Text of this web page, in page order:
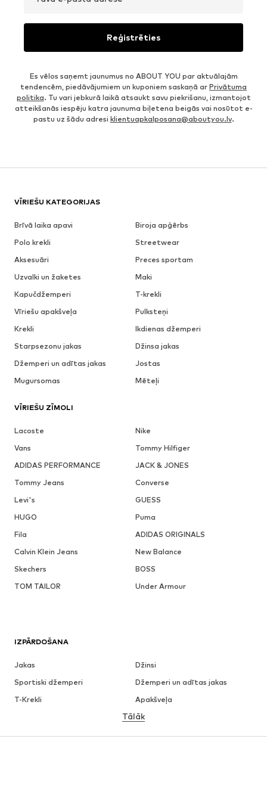
Reģistrēties
Es vēlos saņemt jaunumus no ABOUT YOU par aktuālajām
tendencēm, piedāvājumiem un kuponiem saskaņā ar Privātuma
politika. Tu vari jebkurā laikā atsaukt savu piekrišanu, izmantojot
atteikšanās iespēju katra jaunuma biļetena beigās vai nosūtot e-
pastu uz šādu adresi klientuapkalposana@aboutyou.lv.
VĪRIEŠU KATEGORIJAS
Brīvā laika apavi
Biroja apģērbs
Polo krekli
Streetwear
Aksesuāri
Preces sportam
Uzvalki un žaketes
Maki
Kapučdžemperi
T-krekli
Vīriešu apakšveļa
Pulksteņi
Krekli
Ikdienas džemperi
Starpsezonu jakas
Džinsa jakas
Džemperi un adītas jakas
Jostas
Mugursomas
Mēteļi
VĪRIEŠU ZĪMOLI
Lacoste
Nike
Vans
Tommy Hilfiger
ADIDAS PERFORMANCE
JACK & JONES
Tommy Jeans
Converse
Levi's
GUESS
HUGO
Puma
Fila
ADIDAS ORIGINALS
Calvin Klein Jeans
New Balance
Skechers
BOSS
TOM TAILOR
Under Armour
IZPĀRDOŠANA
Jakas
Džinsi
Sportiski džemperi
Džemperi un adītas jakas
T-Krekli
Apakšveļa
Krekli
Tālāk